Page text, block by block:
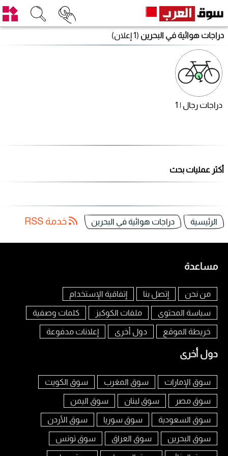
دراجات هوائية في البحرين (1 إعلان)
دراجات رجال | 1
أكثر عمليات بحث
الرئيسية دراجات هوائية في البحرين خدمة RSS
مساعدة
من نحن إتصل بنا إتفاقية الإستخدام
سياسة المحتوى ملفات الكوكيز كلمات وصفية
خريطة الموقع دول أخرى إعلانات مدفوعة
دول أخرى
سوق الإمارات سوق المغرب سوق الكويت
سوق مصر سوق لبنان سوق اليمن
سوق السعودية سوق سوريا سوق الأردن
سوق البحرين سوق العراق سوق تونس